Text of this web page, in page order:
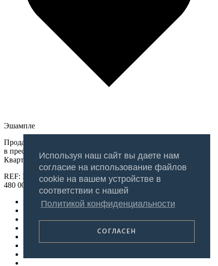
Используя наш сайт вы даете нам
согласие на использование файлов
cookie на вашем устройстве в
соответствии с нашей
Политикой конфиденциальности
СОГЛАСЕН
Эшампле
Продается трехкомнатная квартира после ремонта
в престижном районе Барселоны, I’Eixample Esquierra.
Квартира расположена на улице Calle...
REF: BR-0354
480 000 €